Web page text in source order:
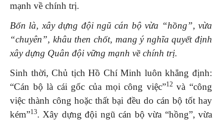
mạnh về chính trị.
Bốn là, xây dựng đội ngũ cán bộ vừa “hồng”, vừa
“chuyên”, khâu then chốt, mang ý nghĩa quyết định
xây dựng Quân đội vững mạnh về chính trị.
Sinh thời, Chủ tịch Hồ Chí Minh luôn khẳng định:
“Cán bộ là cái gốc của mọi công việc”12và “công
việc thành công hoặc thất bại đều do cán bộ tốt hay
kém”13. Xây dựng đội ngũ cán bộ vừa “hồng”, vừa